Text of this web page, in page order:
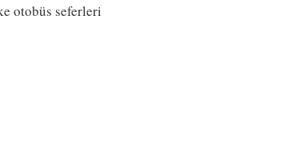
otobüs seferleri